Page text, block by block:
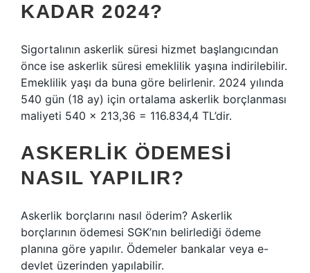
KADAR 2024?
Sigortalının askerlik süresi hizmet başlangıcından
önce ise askerlik süresi emeklilik yaşına indirilebilir.
Emeklilik yaşı da buna göre belirlenir. 2024 yılında
540 gün (18 ay) için ortalama askerlik borçlanması
maliyeti 540 × 213,36 = 116.834,4 TL’dir.
ASKERLIK ÖDEMESI
NASIL YAPILIR?
Askerlik borçlarını nasıl öderim? Askerlik
borçlarının ödemesi SGK’nın belirlediği ödeme
planına göre yapılır. Ödemeler bankalar veya e-
devlet üzerinden yapılabilir.